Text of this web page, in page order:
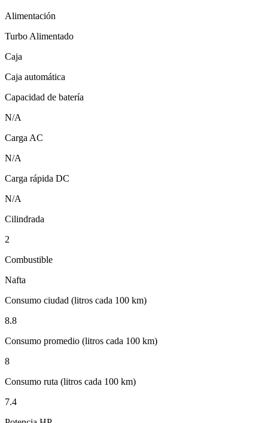
Alimentación
Turbo Alimentado
Caja
Caja automática
Capacidad de batería
N/A
Carga AC
N/A
Carga rápida DC
N/A
Cilindrada
2
Combustible
Nafta
Consumo ciudad (litros cada 100 km)
8.8
Consumo promedio (litros cada 100 km)
8
Consumo ruta (litros cada 100 km)
7.4